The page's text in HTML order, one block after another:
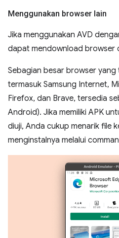
Menggunakan browser lain
Jika menggunakan AVD
dapat mendownload browser
Sebagian besar browser
termasuk Samsung Internet,
Firefox, dan Brave, tersedia
Android). Jika memiliki APK
diuji, Anda cukup menarik file
menginstalnya melalui